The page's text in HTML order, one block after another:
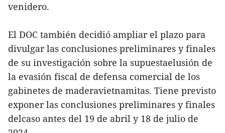
venidero.
El DOC también decidió ampliar el plazo para
divulgar las conclusiones preliminares y finales
de su investigación sobre la supuestaelusión de
la evasión fiscal de defensa comercial de los
gabinetes de maderavietnamitas. Tiene previsto
exponer las conclusiones preliminares y finales
delcaso antes del 19 de abril y 18 de julio de